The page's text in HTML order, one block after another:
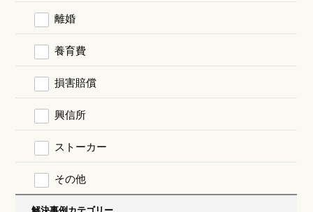
離婚
養育費
損害賠償
興信所
ストーカー
その他